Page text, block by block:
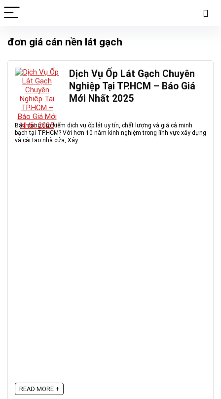
đơn giá cán nền lát gạch
Dịch Vụ Ốp Lát Gạch Chuyên
Nghiệp Tại TP.HCM – Báo Giá
Mới Nhất 2025
Bạn đang tìm kiếm dịch vụ ốp lát uy tín, chất lượng và giá cả minh
bạch tại TP.HCM? Với hơn 10 năm kinh nghiệm trong lĩnh vực xây dựng
và cải tạo nhà cửa, Xây ...
READ MORE +